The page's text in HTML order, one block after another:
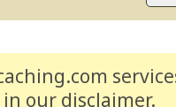
in our disclaimer.